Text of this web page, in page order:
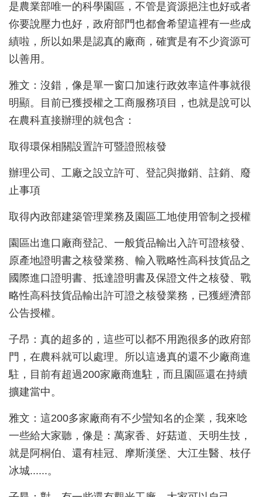
是農業部唯一的科學園區，不管是資源挹注也好或者
你要說壓力也好，政府部門也都會希望這裡有一些成
績啦，所以如果是認真的廠商，確實是有不少資源可
以善用。
雅文：沒錯，像是單一窗口加速行政效率這件事就很
明顯。目前已獲授權之工商服務項目，也就是說可以
在農科直接辦理的就包含：
取得環保相關設置許可暨證照核發
辦理公司、工廠之設立許可、登記與撤銷、註銷、廢
止事項
取得內政部建築管理業務及園區工地使用管制之授權
園區出進口廠商登記、一般貨品輸出入許可證核發、
原產地證明書之核發業務、輸入戰略性高科技貨品之
國際進口證明書、抵達證明書及保證文件之核發、戰
略性高科技貨品輸出許可證之核發業務，已獲經濟部
公告授權。
子昂：真的超多的，這些可以都不用跑很多的政府部
門，在農科就可以處理。所以這邊真的還不少廠商進
駐，目前有超過200家廠商進駐，而且園區還在持續
擴建當中。
雅文：這200多家廠商有不少蠻知名的企業，我來唸
一些給大家聽，像是：萬家香、好菇道、天明生技，
就是阿桐伯、還有桂冠、摩斯漢堡、大江生醫、枝仔
冰城......。